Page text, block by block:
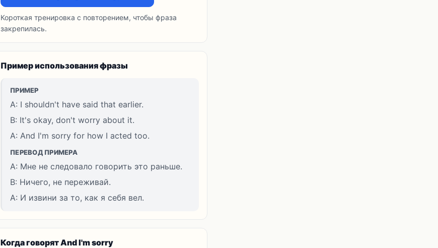
Короткая тренировка с повторением, чтобы фраза
закрепилась.
Пример использования фразы
ПРИМЕР
A: I shouldn't have said that earlier.
B: It's okay, don't worry about it.
A: And I'm sorry for how I acted too.
ПЕРЕВОД ПРИМЕРА
A: Мне не следовало говорить это раньше.
B: Ничего, не переживай.
A: И извини за то, как я себя вел.
Когда говорят And I'm sorry